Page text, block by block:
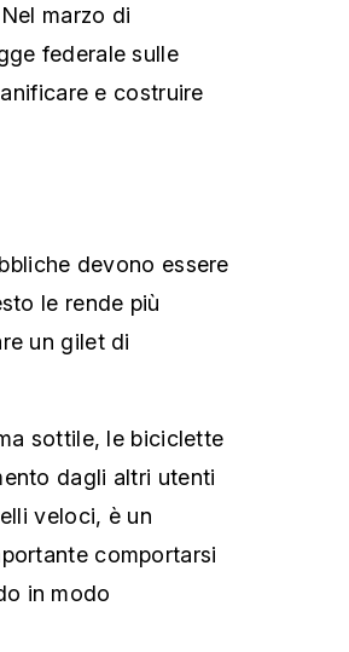
marzo di
federale sulle
e costruire
devono essere
le rende più
un gilet di
sottile, le biciclette
dagli altri utenti
veloci, è un
comportarsi
in modo